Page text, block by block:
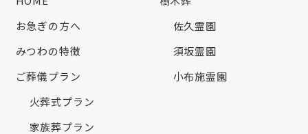
お急ぎの方へ
みつわの特徴
ご葬儀プラン
火葬式プラン
家族葬プラン
佐久霊園
須坂霊園
小布施霊園